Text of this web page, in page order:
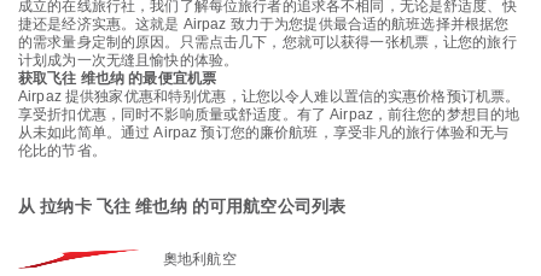
成立的在线旅行社，我们了解每位旅行者的追求各不相同，无论是舒适度、快
捷还是经济实惠。这就是 Airpaz 致力于为您提供最合适的航班选择并根据您
的需求量身定制的原因。只需点击几下，您就可以获得一张机票，让您的旅行
计划成为一次无缝且愉快的体验。
获取飞往 维也纳 的最便宜机票
Airpaz 提供独家优惠和特别优惠，让您以令人难以置信的实惠价格预订机票。
享受折扣优惠，同时不影响质量或舒适度。有了 Airpaz，前往您的梦想目的地
从未如此简单。通过 Airpaz 预订您的廉价航班，享受非凡的旅行体验和无与
伦比的节省。
从 拉纳卡 飞往 维也纳 的可用航空公司列表
奧地利航空